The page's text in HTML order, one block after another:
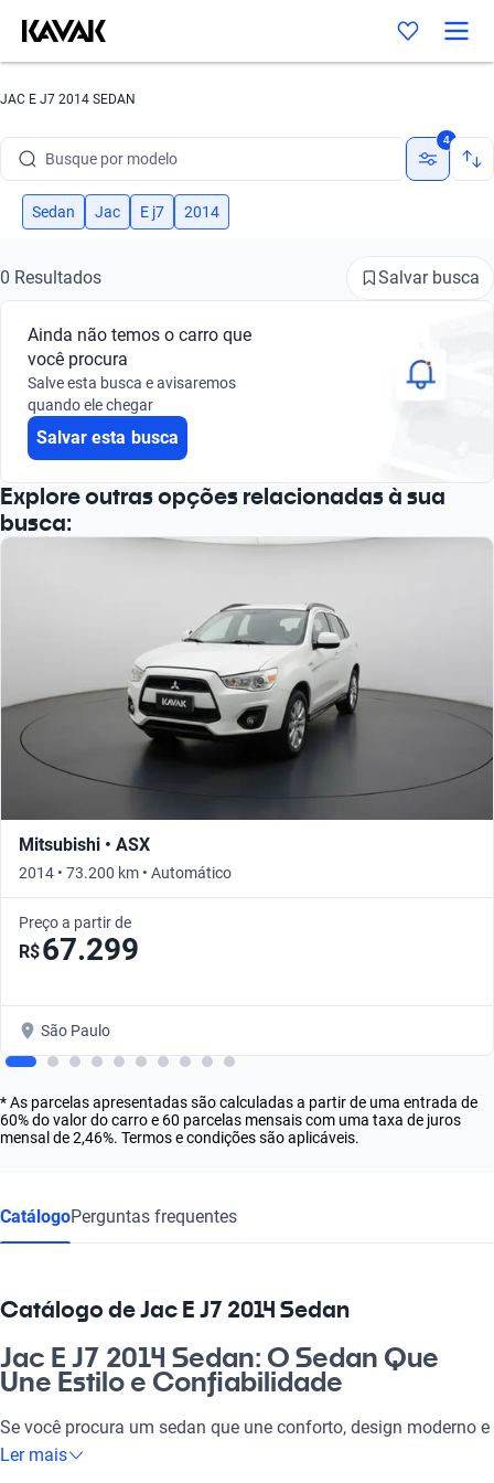
JAC E J7 2014 SEDAN
Busque por modelo
Busque por versão
Busque por marca
Busque por modelo
Busque por versão
4
Sedan Jac E j7 2014
0 Resultados Salvar busca
Ainda não temos o carro que
você procura
Salve esta busca e avisaremos
quando ele chegar
Salvar esta busca
Explore outras opções relacionadas à sua
busca:
Mitsubishi • ASX
2014 • 73.200 km • Automático
Preço a partir de
R$67.299
São Paulo
* As parcelas apresentadas são calculadas a partir de uma entrada de
60% do valor do carro e 60 parcelas mensais com uma taxa de juros
mensal de 2,46%. Termos e condições são aplicáveis.
CatálogoPerguntas frequentes
Catálogo de Jac E J7 2014 Sedan
Jac E J7 2014 Sedan: O Sedan Que
Une Estilo e Confiabilidade
Se você procura um sedan que une conforto, design moderno e
eficiência, o Jac E J7 2014 Sedan é a escolha certa. Com um
Ler mais